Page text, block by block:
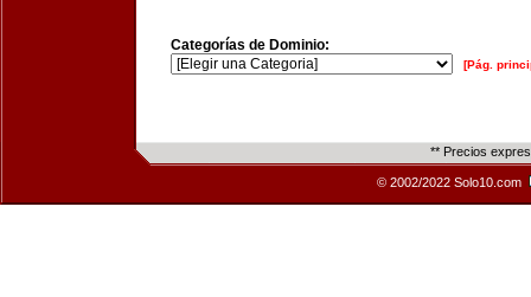
Categorías de Dominio:
[Pág.
** Precios
© 2002/2022 Solo10.com